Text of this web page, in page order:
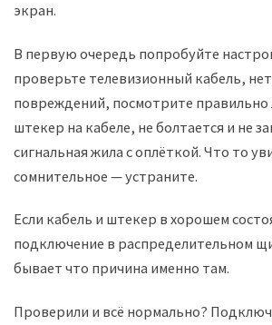
экран.
В первую очередь попробуйте
проверьте телевизионный кабель,
повреждений, посмотрите правильно
штекер на кабеле, не болтается и не
сигнальная жила с оплёткой. Что то
сомнительное — устраните.
Если кабель и штекер в хорошем
подключение в распределительном
бывает что причина именно там.
Проверили и всё нормально?